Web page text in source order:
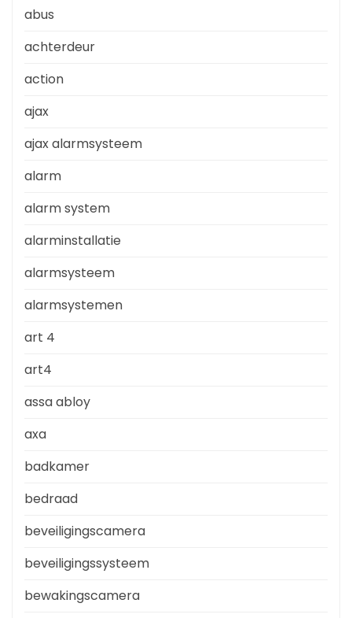
abus
achterdeur
action
ajax
ajax alarmsysteem
alarm
alarm system
alarminstallatie
alarmsysteem
alarmsystemen
art 4
art4
assa abloy
axa
badkamer
bedraad
beveiligingscamera
beveiligingssysteem
bewakingscamera